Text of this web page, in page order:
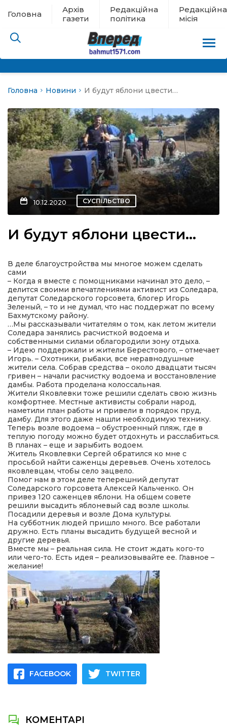
Головна
Архів
газети
Редакційна
політика
Редакційна
місія
евакуації
новини
політика
місія
Головна Новини И будут яблони цвести…
10.12.2020 СУСПІЛЬСТВО
И будут яблони цвести…
В деле благоустройства мы многое можем сделать
сами
– Когда я вместе с помощниками начинал это дело, –
делится своими впечатлениями активист из Соледара,
депутат Соледарского горсовета, блогер Игорь
Зеленый, – то и не думал, что нас поддержат по всему
Бахмутскому району.
…Мы рассказывали читателям о том, как летом жители
Соледара занялись расчисткой водоема и
собственными силами облагородили зону отдыха.
– Идею поддержали и жители Берестового, – отмечает
Игорь. – Охотники, рыбаки, все неравнодушные
жители села. Собрав средства – около двадцати тысяч
гривен – начали расчистку водоема и восстановление
дамбы. Работа проделана колоссальная.
Жители Яковлевки тоже решили сделать свою жизнь
комфортнее. Местные активисты собрали народ,
наметили план работы и привели в порядок пруд,
дамбу. Для этого даже нашли необходимую технику.
Теперь возле водоема – обустроенный пляж, где в
теплую погоду можно будет отдохнуть и расслабиться.
В планах – еще и зарыбить водоем.
Житель Яковлевки Сергей обратился ко мне с
просьбой найти саженцы деревьев. Очень хотелось
яковлевцам, чтобы село зацвело.
Помог нам в этом деле теперешний депутат
Соледарского горсовета Алексей Кальченко. Он
привез 120 саженцев яблони. На общем совете
решили высадить яблоневый сад возле школы.
Посадили деревья и возле Дома культуры.
На субботник людей пришло много. Все работали
дружно. Есть планы высадить будущей весной и
другие деревья.
Вместе мы – реальная сила. Не стоит ждать кого-то
или чего-то. Есть идея – реализовывайте ее. Главное –
желание!
FACEBOOK TWITTER
КОМЕНТАРІ